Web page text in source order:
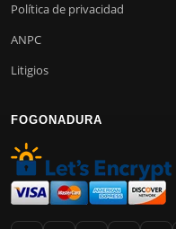
Política de privacidad
ANPC
Litigios
FOGONADURA